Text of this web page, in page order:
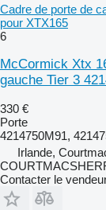
Cadre de porte de
pour XTX165
6
McCormick Xtx
gauche Tier 3
330 €
Porte
4214750M91,
Irlande,
Contacter le